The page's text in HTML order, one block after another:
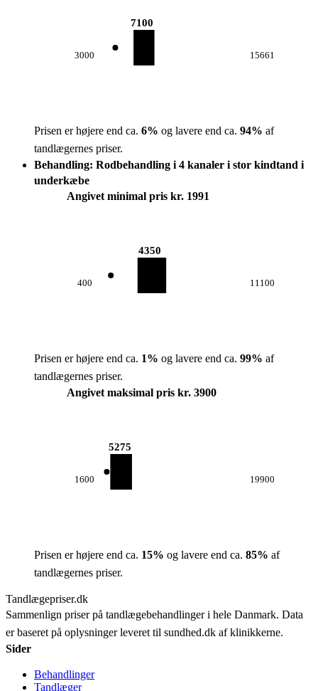
3000
7100
15661
Prisen er højere end ca. 6% og lavere end ca. 94% af
tandlægernes priser.
Behandling: Rodbehandling i 4 kanaler i stor kindtand i
underkæbe
Angivet minimal pris kr. 1991
400
4350
11100
Prisen er højere end ca. 1% og lavere end ca. 99% af
tandlægernes priser.
Angivet maksimal pris kr. 3900
1600
5275
19900
Prisen er højere end ca. 15% og lavere end ca. 85% af
tandlægernes priser.
Tandlægepriser.dk
Sammenlign priser på tandlægebehandlinger i hele Danmark. Data
er baseret på oplysninger leveret til sundhed.dk af klinikkerne.
Sider
Behandlinger
Tandlæger